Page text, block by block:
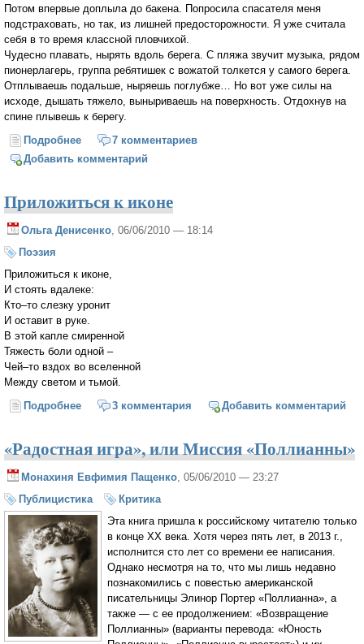
Потом впервые доплыла до бакена. Попросила спасателя меня
подстраховать, но так, из лишней предосторожности. Я уже считала
себя в то время классной пловчихой.
Чудесно плавать, нырять вдоль берега. С пляжа звучит музыка, рядом
пионерлагерь, группа ребятишек с вожатой толкется у самого берега.
Отплываешь подальше, ныряешь поглубже… Но вот уже силы на
исходе, дышать тяжело, выныриваешь на поверхность. Отдохнув на
спине плывешь к берегу.
Подробнее о Какого цвета бывают медузы
7 комментариев
Добавить комментарий
Приложиться к иконе
Ольга Денисенко, 06/06/2010 — 18:14
Поэзия
Приложиться к иконе,
И стоять вдалеке:
Кто–то слезку уронит
И оставит в руке.
В этой капле смиренной
Тяжесть боли одной –
Чей–то вздох во вселенной
Между светом и тьмой.
Подробнее о Приложиться к иконе
3 комментария Добавить комментарий
«Радостная игра», или Миссия «Поллианны»
Монахиня Евфимия Пащенко, 05/06/2010 — 23:27
Публицистика
Критика
Эта книга пришла к российскому читателю только
в конце ХХ века. Хотя через пять лет, в 2013 г.,
исполнится сто лет со времени ее написания.
Однако несмотря на то, что мы лишь недавно
познакомились с повестью американской
писательницы Элинор Портер «Поллианна», а
также — с ее продолжением: «Возвращение
Поллианны» (варианты перевода: «Юность